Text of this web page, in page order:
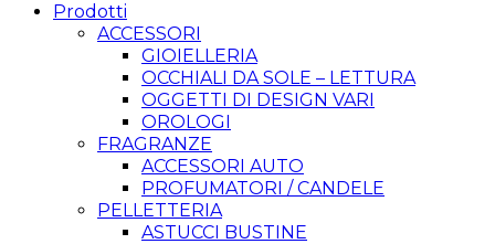
Prodotti
ACCESSORI
GIOIELLERIA
OCCHIALI DA SOLE – LETTURA
OGGETTI DI DESIGN VARI
OROLOGI
FRAGRANZE
ACCESSORI AUTO
PROFUMATORI / CANDELE
PELLETTERIA
ASTUCCI BUSTINE